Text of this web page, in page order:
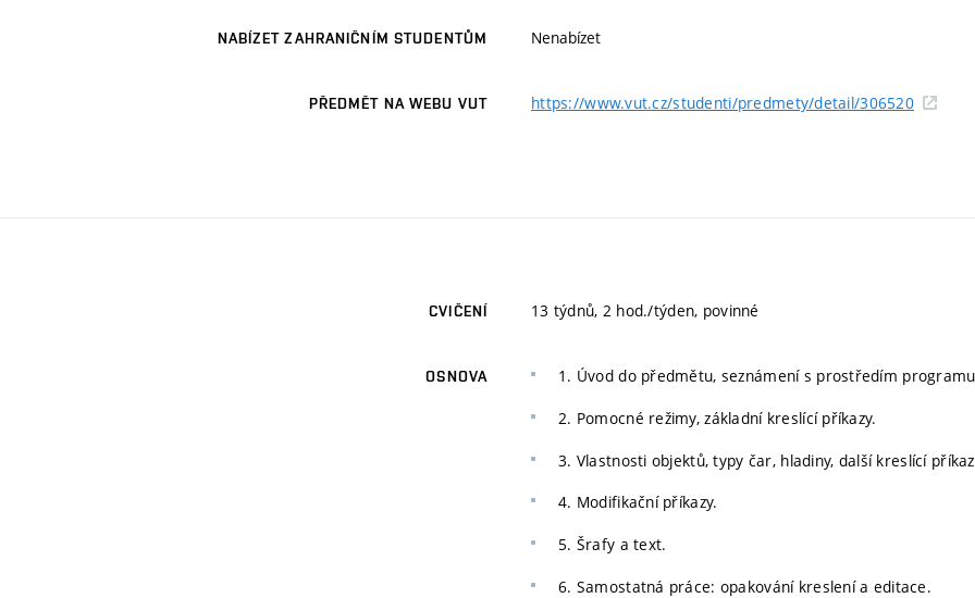
NABÍZET ZAHRANIČNÍM STUDENTŮM Nenabízet
PŘEDMĚT NA WEBU VUT https://www.vut.cz/studenti/predmety/detail/306520
CVIČENÍ 13 týdnů, 2 hod./týden, povinné
OSNOVA 1. Úvod do předmětu, seznámení s prostředím
2. Pomocné režimy, základní kreslící příkazy.
3. Vlastnosti objektů, typy čar, hladiny, další kreslící
4. Modifikační příkazy.
5. Šrafy a text.
6. Samostatná práce: opakování kreslení a editace.